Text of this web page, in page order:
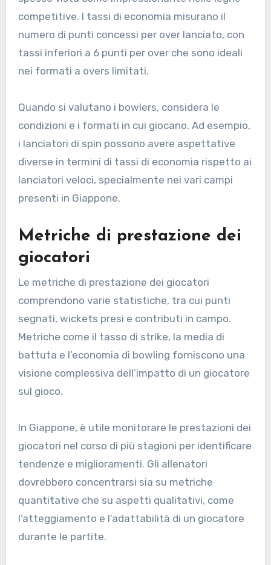
competitive. I tassi di economia misurano il
numero di punti concessi per over lanciato, con
tassi inferiori a 6 punti per over che sono ideali
nei formati a overs limitati.
Quando si valutano i bowlers, considera le
condizioni e i formati in cui giocano. Ad esempio,
i lanciatori di spin possono avere aspettative
diverse in termini di tassi di economia rispetto ai
lanciatori veloci, specialmente nei vari campi
presenti in Giappone.
Metriche di prestazione dei
giocatori
Le metriche di prestazione dei giocatori
comprendono varie statistiche, tra cui punti
segnati, wickets presi e contributi in campo.
Metriche come il tasso di strike, la media di
battuta e l’economia di bowling forniscono una
visione complessiva dell’impatto di un giocatore
sul gioco.
In Giappone, è utile monitorare le prestazioni dei
giocatori nel corso di più stagioni per identificare
tendenze e miglioramenti. Gli allenatori
dovrebbero concentrarsi sia su metriche
quantitative che su aspetti qualitativi, come
l’atteggiamento e l’adattabilità di un giocatore
durante le partite.